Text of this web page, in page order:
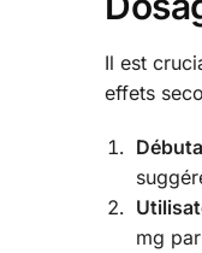
Il est
effets
mg